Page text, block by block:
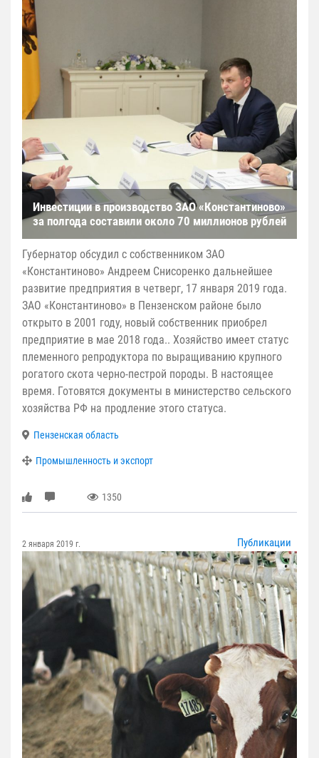
Инвестиции в производство ЗАО «Константиново»
за полгода составили около 70 миллионов рублей
Губернатор обсудил с собственником ЗАО
«Константиново» Андреем Снисоренко дальнейшее
развитие предприятия в четверг, 17 января 2019 года.
ЗАО «Константиново» в Пензенском районе было
открыто в 2001 году, новый собственник приобрел
предприятие в мае 2018 года.. Хозяйство имеет статус
племенного репродуктора по выращиванию крупного
рогатого скота черно-пестрой породы. В настоящее
время. Готовятся документы в министерство сельского
хозяйства РФ на продление этого статуса.
Пензенская область
Промышленность и экспорт
1350
2 января 2019 г. Публикации